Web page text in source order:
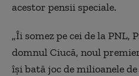
acestor pensii speciale.
„Îi somez pe cei de la PNL,
domnul Ciucă, noul
îşi bată joc de milioanele